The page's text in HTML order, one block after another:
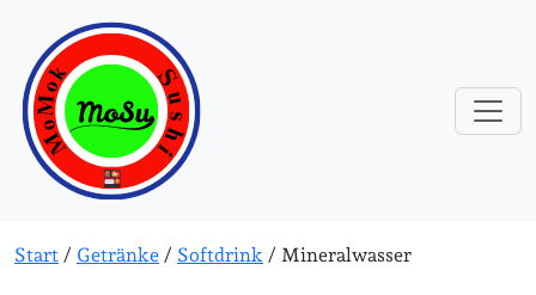
Start / Getränke / Softdrink / Mineralwasser